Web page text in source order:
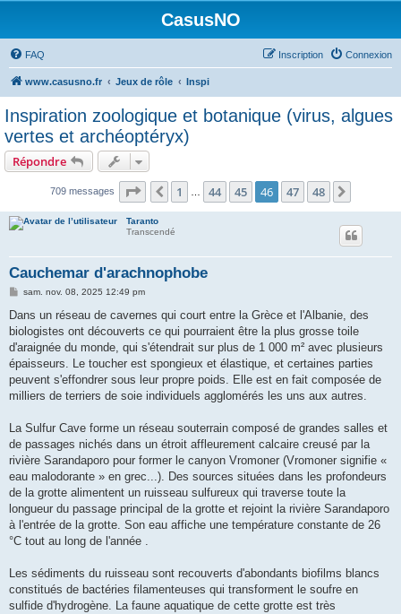
CasusNO
FAQ Connexion
Inscription
www.casusno.fr Jeux de rôle Inspi
Inspiration zoologique et botanique (virus, algues
vertes et archéoptéryx)
Répondre
709 messages Page 46 sur 48
Précédent
1 44 45 46 47 48
Taranto
Transcendé
Cauchemar d'arachnophobe
M
s
a
g
sam. nov. 08, 2025 12:49 pm
Dans un réseau de cavernes qui court entre la Grèce et l'Albanie, des
biologistes ont découverts ce qui pourraient être la plus grosse toile
d'araignée du monde, qui s'étendrait sur plus de 1 000 m² avec plusieurs
épaisseurs. Le toucher est spongieux et élastique, et certaines parties
peuvent s'effondrer sous leur propre poids. Elle est en fait composée de
milliers de terriers de soie individuels agglomérés les uns aux autres.
La Sulfur Cave forme un réseau souterrain composé de grandes salles et
de passages nichés dans un étroit affleurement calcaire creusé par la
rivière Sarandaporo pour former le canyon Vromoner (Vromoner signifie «
eau malodorante » en grec...). Des sources situées dans les profondeurs
de la grotte alimentent un ruisseau sulfureux qui traverse toute la
longueur du passage principal de la grotte et rejoint la rivière Sarandaporo
à l'entrée de la grotte. Son eau affiche une température constante de 26
°C tout au long de l'année .
Les sédiments du ruisseau sont recouverts d'abondants biofilms blancs
constitués de bactéries filamenteuses qui transforment le soufre en
sulfide d'hydrogène. La faune aquatique de cette grotte est très